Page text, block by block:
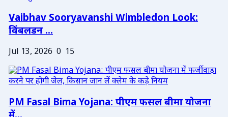
Vaibhav Sooryavanshi Wimbledon Look:
विंबलडन ...
Jul 13, 2026 0 15
PM Fasal Bima Yojana: पीएम फसल बीमा योजना